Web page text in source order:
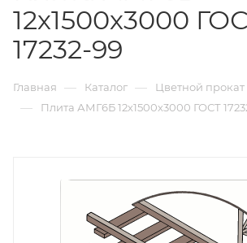
12х1500х3000
17232-99
Главная — Каталог — Цветной прокат
— Плита АМГ6Б 12х1500х3000 ГОСТ